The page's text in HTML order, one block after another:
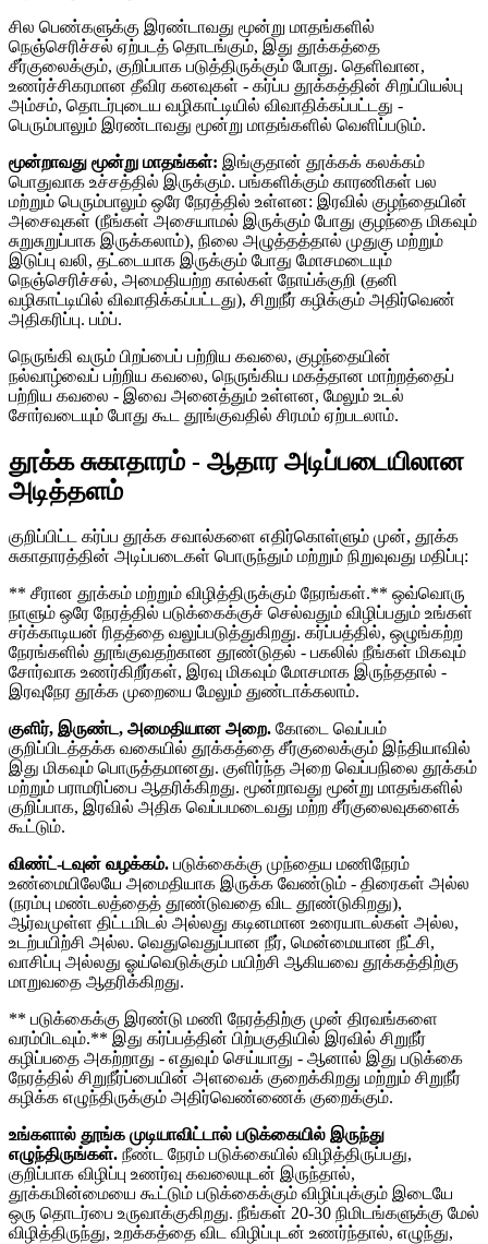
சில பெண்களுக்கு இரண்டாவது மூன்று மாதங்களில்
நெஞ்செரிச்சல் ஏற்படத் தொடங்கும், இது தூக்கத்தை
சீர்குலைக்கும், குறிப்பாக படுத்திருக்கும் போது. தெளிவான,
உணர்ச்சிகரமான தீவிர கனவுகள் - கர்ப்ப தூக்கத்தின் சிறப்பியல்பு
அம்சம், தொடர்புடைய வழிகாட்டியில் விவாதிக்கப்பட்டது -
பெரும்பாலும் இரண்டாவது மூன்று மாதங்களில் வெளிப்படும்.
மூன்றாவது மூன்று மாதங்கள்: இங்குதான் தூக்கக் கலக்கம்
பொதுவாக உச்சத்தில் இருக்கும். பங்களிக்கும் காரணிகள் பல
மற்றும் பெரும்பாலும் ஒரே நேரத்தில் உள்ளன: இரவில் குழந்தையின்
அசைவுகள் (நீங்கள் அசையாமல் இருக்கும் போது குழந்தை மிகவும்
சுறுசுறுப்பாக இருக்கலாம்), நிலை அழுத்தத்தால் முதுகு மற்றும்
இடுப்பு வலி, தட்டையாக இருக்கும் போது மோசமடையும்
நெஞ்செரிச்சல், அமைதியற்ற கால்கள் நோய்க்குறி (தனி
வழிகாட்டியில் விவாதிக்கப்பட்டது), சிறுநீர் கழிக்கும் அதிர்வெண்
அதிகரிப்பு. பம்ப்.
நெருங்கி வரும் பிறப்பைப் பற்றிய கவலை, குழந்தையின்
நல்வாழ்வைப் பற்றிய கவலை, நெருங்கிய மகத்தான மாற்றத்தைப்
பற்றிய கவலை - இவை அனைத்தும் உள்ளன, மேலும் உடல்
சோர்வடையும் போது கூட தூங்குவதில் சிரமம் ஏற்படலாம்.
தூக்க சுகாதாரம் - ஆதார அடிப்படையிலான
அடித்தளம்
குறிப்பிட்ட கர்ப்ப தூக்க சவால்களை எதிர்கொள்ளும் முன், தூக்க
சுகாதாரத்தின் அடிப்படைகள் பொருந்தும் மற்றும் நிறுவுவது மதிப்பு:
** சீரான தூக்கம் மற்றும் விழித்திருக்கும் நேரங்கள்.** ஒவ்வொரு
நாளும் ஒரே நேரத்தில் படுக்கைக்குச் செல்வதும் விழிப்பதும் உங்கள்
சர்க்காடியன் ரிதத்தை வலுப்படுத்துகிறது. கர்ப்பத்தில், ஒழுங்கற்ற
நேரங்களில் தூங்குவதற்கான தூண்டுதல் - பகலில் நீங்கள் மிகவும்
சோர்வாக உணர்கிறீர்கள், இரவு மிகவும் மோசமாக இருந்ததால் -
இரவுநேர தூக்க முறையை மேலும் துண்டாக்கலாம்.
குளிர், இருண்ட, அமைதியான அறை. கோடை வெப்பம்
குறிப்பிடத்தக்க வகையில் தூக்கத்தை சீர்குலைக்கும் இந்தியாவில்
இது மிகவும் பொருத்தமானது. குளிர்ந்த அறை வெப்பநிலை தூக்கம்
மற்றும் பராமரிப்பை ஆதரிக்கிறது. மூன்றாவது மூன்று மாதங்களில்
குறிப்பாக, இரவில் அதிக வெப்பமடைவது மற்ற சீர்குலைவுகளைக்
கூட்டும்.
விண்ட்-டவுன் வழக்கம். படுக்கைக்கு முந்தைய மணிநேரம்
உண்மையிலேயே அமைதியாக இருக்க வேண்டும் - திரைகள் அல்ல
(நரம்பு மண்டலத்தைத் தூண்டுவதை விட தூண்டுகிறது),
ஆர்வமுள்ள திட்டமிடல் அல்லது கடினமான உரையாடல்கள் அல்ல,
உடற்பயிற்சி அல்ல. வெதுவெதுப்பான நீர், மென்மையான நீட்சி,
வாசிப்பு அல்லது ஓய்வெடுக்கும் பயிற்சி ஆகியவை தூக்கத்திற்கு
மாறுவதை ஆதரிக்கிறது.
** படுக்கைக்கு இரண்டு மணி நேரத்திற்கு முன் திரவங்களை
வரம்பிடவும்.** இது கர்ப்பத்தின் பிற்பகுதியில் இரவில் சிறுநீர்
கழிப்பதை அகற்றாது - எதுவும் செய்யாது - ஆனால் இது படுக்கை
நேரத்தில் சிறுநீர்ப்பையின் அளவைக் குறைக்கிறது மற்றும் சிறுநீர்
கழிக்க எழுந்திருக்கும் அதிர்வெண்ணைக் குறைக்கும்.
உங்களால் தூங்க முடியாவிட்டால் படுக்கையில் இருந்து
எழுந்திருங்கள். நீண்ட நேரம் படுக்கையில் விழித்திருப்பது,
குறிப்பாக விழிப்பு உணர்வு கவலையுடன் இருந்தால்,
தூக்கமின்மையை கூட்டும் படுக்கைக்கும் விழிப்புக்கும் இடையே
ஒரு தொடர்பை உருவாக்குகிறது. நீங்கள் 20-30 நிமிடங்களுக்கு மேல்
விழித்திருந்து, உறக்கத்தை விட விழிப்புடன் உணர்ந்தால், எழுந்து,